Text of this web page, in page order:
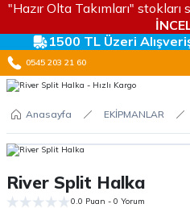
"Hazır Olta Takımları"
1500 TL Üzeri
0545 203 21 60
Anasayfa EKİPMANLAR
River Split Halka
0.0 Puan - 0 Yorum